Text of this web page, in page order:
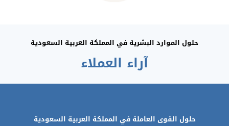
حلول الموارد البشرية في المملكة العربية السعودية
آراء العملاء
حلول القوى العاملة في المملكة العربية السعودية